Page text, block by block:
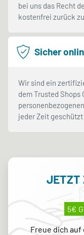
bei uns das Recht
kostenfrei zurück
Sicher
Wir sind ein
dem Trusted
jeder Zeit
JETZT
5€
Freue dich